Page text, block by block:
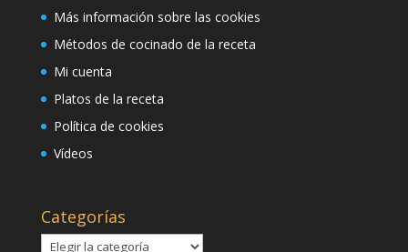
Más información sobre las cookies
Métodos de cocinado de la receta
Mi cuenta
Platos de la receta
Política de cookies
Vídeos
Categorías
Categorías